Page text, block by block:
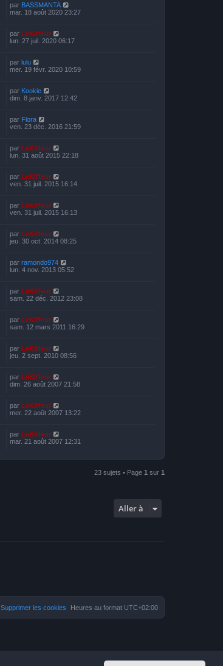
par BASSMANTA
mar. 18 août 2020 23:27
par LeKiffeur
lun. 27 juil. 2020 06:17
par lulu
mer. 19 févr. 2020 10:59
par Kookie
dim. 8 janv. 2017 12:42
par Flora
ven. 23 déc. 2016 21:59
par LeKiffeur
lun. 31 août 2015 22:18
par LeKiffeur
ven. 31 juil. 2015 16:14
par LeKiffeur
ven. 31 juil. 2015 16:13
par LeKiffeur
jeu. 30 oct. 2014 08:25
par ramondo974
lun. 4 nov. 2013 05:52
par LeKiffeur
sam. 22 déc. 2012 23:08
par LeKiffeur
sam. 12 mars 2011 16:29
par LeKiffeur
jeu. 2 sept. 2010 08:56
par LeKiffeur
dim. 26 août 2007 21:58
par LeKiffeur
mer. 22 août 2007 13:22
par LeKiffeur
mar. 21 août 2007 12:31
23 sujets • Page 1 sur 1
Aller à
Heures au format UTC+02:00
Supprimer les cookies